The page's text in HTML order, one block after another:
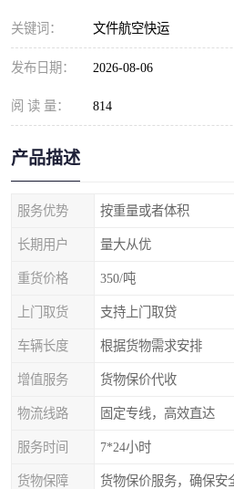
关键词： 文件航空快运
发布日期： 2026-08-06
阅 读 量： 814
产品描述
服务优势 按重量或者体积
长期用户 量大从优
重货价格 350/吨
上门取货 支持上门取贷
车辆长度 根据货物需求安排
增值服务 货物保价代收
物流线路 固定专线，高效直达
服务时间 7*24小时
货物保障 货物保价服务，确保安